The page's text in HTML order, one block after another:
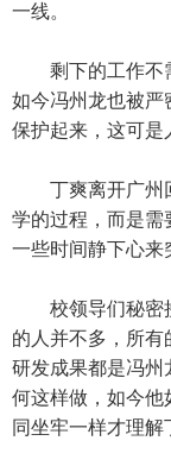
一线。
剩下的工作不需
如今冯州龙也被严
保护起来，这可是
丁爽离开广州回
学的过程，而是需
一些时间静下心来
校领导们秘密接
的人并不多，所有
研发成果都是冯州
何这样做，如今他
同坐牢一样才理解